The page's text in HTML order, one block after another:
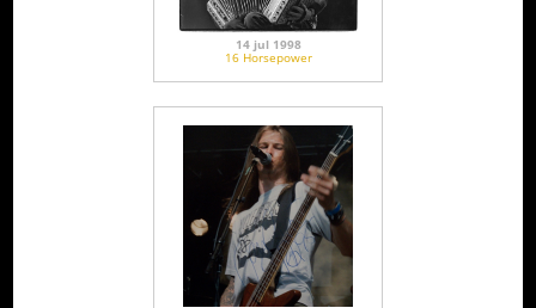
14 jul 1998
16 Horsepower